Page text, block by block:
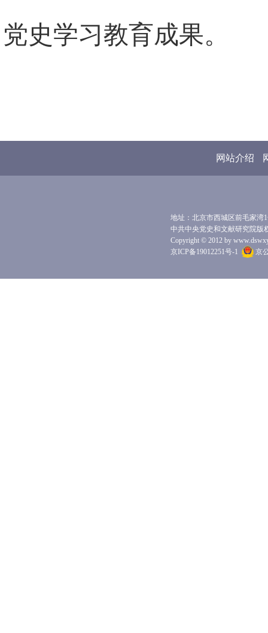
党史学习教育成果。
网站介绍
地址：北京市西城区前毛家湾
中共中央党史和文献研究院版
Copyright © 2012 by
京ICP备19012251号-1
京